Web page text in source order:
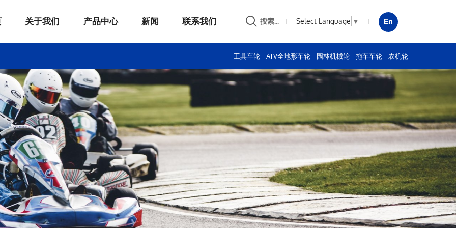
关于我们 产品中心 新闻 联系我们 搜索... Select Language ▼
工具车轮 ATV全地形车轮 园林机械轮 拖车车轮 农机轮